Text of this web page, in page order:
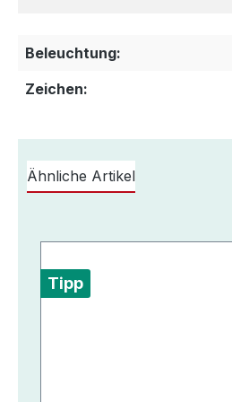
Beleuchtung:
Zeichen:
Ähnliche Artikel
Tipp